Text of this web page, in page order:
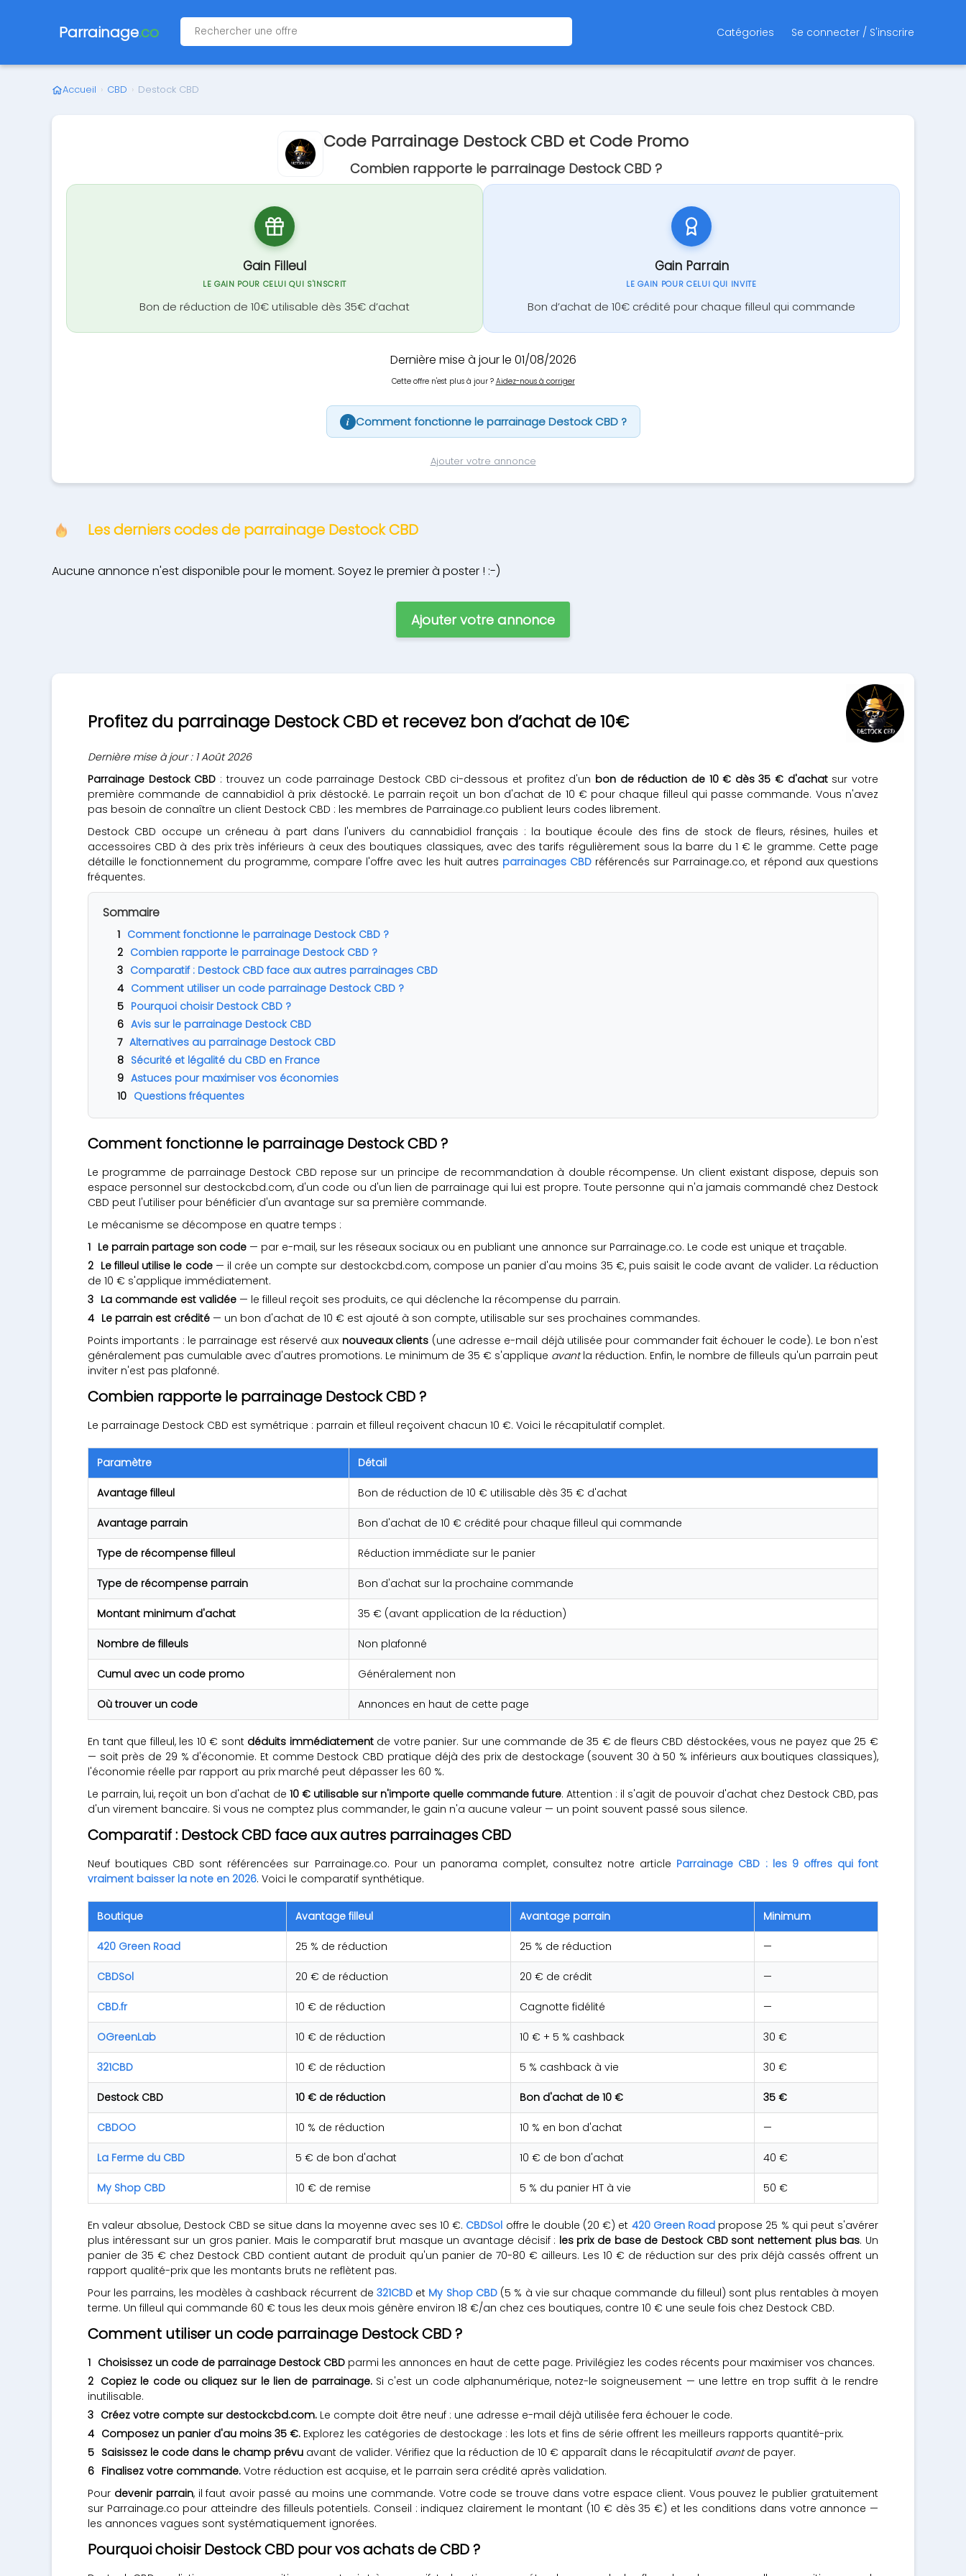
Parrainage.co Catégories Se connecter / S'inscrire
Accueil › CBD › Destock CBD
Code Parrainage Destock CBD et Code Promo
Combien rapporte le parrainage Destock CBD ?
Gain Filleul
LE GAIN POUR CELUI QUI S'INSCRIT
Bon de réduction de 10€ utilisable dès 35€ d’achat
Gain Parrain
LE GAIN POUR CELUI QUI INVITE
Bon d’achat de 10€ crédité pour chaque filleul qui commande
Dernière mise à jour le 01/08/2026
Cette offre n'est plus à jour ? Aidez-nous à corriger
i Comment fonctionne le parrainage Destock CBD ?
Ajouter votre annonce
Les derniers codes de parrainage Destock CBD
Aucune annonce n'est disponible pour le moment. Soyez le premier à poster ! :-)
Ajouter votre annonce
Profitez du parrainage Destock CBD et recevez bon d’achat de 10€
Dernière mise à jour : 1 Août 2026
Parrainage Destock CBD : trouvez un code parrainage Destock CBD ci-dessous et profitez d'un bon de réduction de 10 € dès 35 € d'achatsur votre
première commande de cannabidiol à prix déstocké. Le parrain reçoit un bon d'achat de 10 € pour chaque filleul qui passe commande. Vous n'avez
pas besoin de connaître un client Destock CBD : les membres de Parrainage.co publient leurs codes librement.
Destock CBD occupe un créneau à part dans l'univers du cannabidiol français : la boutique écoule des fins de stock de fleurs, résines, huiles et
accessoires CBD à des prix très inférieurs à ceux des boutiques classiques, avec des tarifs régulièrement sous la barre du 1 € le gramme. Cette page
détaille le fonctionnement du programme, compare l'offre avec les huit autres parrainages CBD référencés sur Parrainage.co, et répond aux questions
fréquentes.
Sommaire
Comment fonctionne le parrainage Destock CBD ?
Combien rapporte le parrainage Destock CBD ?
Comparatif : Destock CBD face aux autres parrainages CBD
Comment utiliser un code parrainage Destock CBD ?
Pourquoi choisir Destock CBD ?
Avis sur le parrainage Destock CBD
Alternatives au parrainage Destock CBD
Sécurité et légalité du CBD en France
Astuces pour maximiser vos économies
Questions fréquentes
Comment fonctionne le parrainage Destock CBD ?
Le programme de parrainage Destock CBD repose sur un principe de recommandation à double récompense. Un client existant dispose, depuis son
espace personnel sur destockcbd.com, d'un code ou d'un lien de parrainage qui lui est propre. Toute personne qui n'a jamais commandé chez Destock
CBD peut l'utiliser pour bénéficier d'un avantage sur sa première commande.
Le mécanisme se décompose en quatre temps :
Le parrain partage son code — par e-mail, sur les réseaux sociaux ou en publiant une annonce sur Parrainage.co. Le code est unique et traçable.
Le filleul utilise le code— il crée un compte sur destockcbd.com, compose un panier d'au moins 35 €, puis saisit le code avant de valider. La réduction
de 10 € s'applique immédiatement.
La commande est validée — le filleul reçoit ses produits, ce qui déclenche la récompense du parrain.
Le parrain est crédité — un bon d'achat de 10 € est ajouté à son compte, utilisable sur ses prochaines commandes.
Points importants : le parrainage est réservé aux nouveaux clients (une adresse e-mail déjà utilisée pour commander fait échouer le code). Le bon n'est
généralement pas cumulable avec d'autres promotions. Le minimum de 35 € s'applique avantla réduction. Enfin, le nombre de filleuls qu'un parrain peut
inviter n'est pas plafonné.
Combien rapporte le parrainage Destock CBD ?
Le parrainage Destock CBD est symétrique : parrain et filleul reçoivent chacun 10 €. Voici le récapitulatif complet.
Paramètre Détail
Avantage filleul Bon de réduction de 10 € utilisable dès 35 € d'achat
Avantage parrain Bon d'achat de 10 € crédité pour chaque filleul qui commande
Type de récompense filleul Réduction immédiate sur le panier
Type de récompense parrain Bon d'achat sur la prochaine commande
Montant minimum d'achat 35 € (avant application de la réduction)
Nombre de filleuls Non plafonné
Cumul avec un code promo Généralement non
Où trouver un code Annonces en haut de cette page
En tant que filleul, les 10 € sont déduits immédiatementde votre panier. Sur une commande de 35 € de fleurs CBD déstockées, vous ne payez que 25 €
— soit près de 29 % d'économie. Et comme Destock CBD pratique déjà des prix de destockage (souvent 30 à 50 % inférieurs aux boutiques classiques),
l'économie réelle par rapport au prix marché peut dépasser les 60 %.
Le parrain, lui, reçoit un bon d'achat de 10 € utilisable sur n'importe quelle commande future. Attention : il s'agit de pouvoir d'achat chez Destock CBD, pas
d'un virement bancaire. Si vous ne comptez plus commander, le gain n'a aucune valeur — un point souvent passé sous silence.
Comparatif : Destock CBD face aux autres parrainages CBD
Neuf boutiques CBD sont référencées sur Parrainage.co. Pour un panorama complet, consultez notre article Parrainage CBD : les 9 offres qui font
vraiment baisser la note en 2026. Voici le comparatif synthétique.
Boutique Avantage filleul Avantage parrain Minimum
420 Green Road 25 % de réduction 25 % de réduction —
CBDSol 20 € de réduction 20 € de crédit —
CBD.fr 10 € de réduction Cagnotte fidélité —
OGreenLab 10 € de réduction 10 € + 5 % cashback 30 €
321CBD 10 € de réduction 5 % cashback à vie 30 €
Destock CBD 10 € de réduction Bon d'achat de 10 € 35 €
CBDOO 10 % de réduction 10 % en bon d'achat —
La Ferme du CBD 5 € de bon d'achat 10 € de bon d'achat 40 €
My Shop CBD 10 € de remise 5 % du panier HT à vie 50 €
En valeur absolue, Destock CBD se situe dans la moyenne avec ses 10 €. CBDSol offre le double (20 €) et 420 Green Road propose 25 % qui peut s'avérer
plus intéressant sur un gros panier. Mais le comparatif brut masque un avantage décisif : les prix de base de Destock CBD sont nettement plus bas. Un
panier de 35 € chez Destock CBD contient autant de produit qu'un panier de 70-80 € ailleurs. Les 10 € de réduction sur des prix déjà cassés offrent un
rapport qualité-prix que les montants bruts ne reflètent pas.
Pour les parrains, les modèles à cashback récurrent de 321CBD et My Shop CBD(5 % à vie sur chaque commande du filleul) sont plus rentables à moyen
terme. Un filleul qui commande 60 € tous les deux mois génère environ 18 €/an chez ces boutiques, contre 10 € une seule fois chez Destock CBD.
Comment utiliser un code parrainage Destock CBD ?
Choisissez un code de parrainage Destock CBD parmi les annonces en haut de cette page. Privilégiez les codes récents pour maximiser vos chances.
Copiez le code ou cliquez sur le lien de parrainage.Si c'est un code alphanumérique, notez-le soigneusement — une lettre en trop suffit à le rendre
inutilisable.
Créez votre compte sur destockcbd.com. Le compte doit être neuf : une adresse e-mail déjà utilisée fera échouer le code.
Composez un panier d'au moins 35 €. Explorez les catégories de destockage : les lots et fins de série offrent les meilleurs rapports quantité-prix.
Saisissez le code dans le champ prévu avant de valider. Vérifiez que la réduction de 10 € apparaît dans le récapitulatif avantde payer.
Finalisez votre commande. Votre réduction est acquise, et le parrain sera crédité après validation.
Pour devenir parrain, il faut avoir passé au moins une commande. Votre code se trouve dans votre espace client. Vous pouvez le publier gratuitement
sur Parrainage.co pour atteindre des filleuls potentiels. Conseil : indiquez clairement le montant (10 € dès 35 €) et les conditions dans votre annonce —
les annonces vagues sont systématiquement ignorées.
Pourquoi choisir Destock CBD pour vos achats de CBD ?